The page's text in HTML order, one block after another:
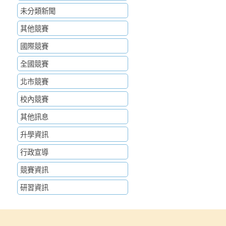
未分類新聞
其他競賽
國際競賽
全國競賽
北市競賽
校內競賽
其他訊息
升學資訊
行政宣導
競賽資訊
研習資訊